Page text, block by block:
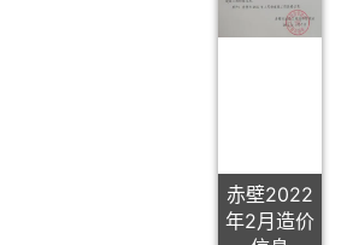
赤壁2022
年2月造价